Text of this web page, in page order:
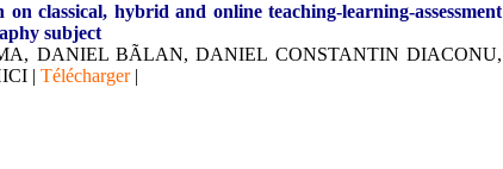
on classical, hybrid and online teaching-learning-assessment
subject
DANIEL BÃLAN, DANIEL CONSTANTIN DIACONU,
| Télécharger|